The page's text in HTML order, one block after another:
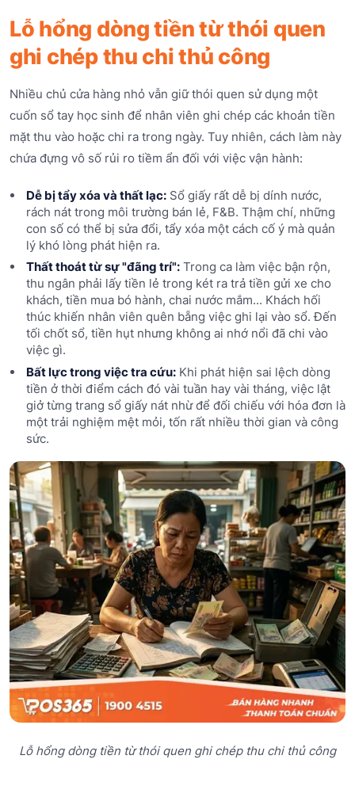
Lỗ hổng dòng tiền từ thói quen
ghi chép thu chi thủ công
Nhiều chủ cửa hàng nhỏ vẫn giữ thói quen sử dụng một
cuốn sổ tay học sinh để nhân viên ghi chép các khoản tiền
mặt thu vào hoặc chi ra trong ngày. Tuy nhiên, cách làm này
chứa đựng vô số rủi ro tiềm ẩn đối với việc vận hành:
Dễ bị tẩy xóa và thất lạc:Sổ giấy rất dễ bị dính nước,
rách nát trong môi trường bán lẻ, F&B. Thậm chí, những
con số có thể bị sửa đổi, tẩy xóa một cách cố ý mà quản
lý khó lòng phát hiện ra.
Thất thoát từ sự "đãng trí":Trong ca làm việc bận rộn,
thu ngân phải lấy tiền lẻ trong két ra trả tiền gửi xe cho
khách, tiền mua bó hành, chai nước mắm... Khách hối
thúc khiến nhân viên quên bẵng việc ghi lại vào sổ. Đến
tối chốt sổ, tiền hụt nhưng không ai nhớ nổi đã chi vào
việc gì.
Bất lực trong việc tra cứu:Khi phát hiện sai lệch dòng
tiền ở thời điểm cách đó vài tuần hay vài tháng, việc lật
giở từng trang sổ giấy nát nhừ để đối chiếu với hóa đơn là
một trải nghiệm mệt mỏi, tốn rất nhiều thời gian và công
sức.
Lỗ hổng dòng tiền từ thói quen ghi chép thu chi thủ công